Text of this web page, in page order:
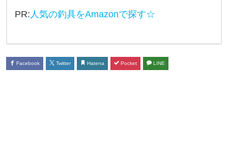
行
の
で
す
PR: 人気の釣具をAmazonで探す☆
Facebook Twitter Hatena Pocket LINE